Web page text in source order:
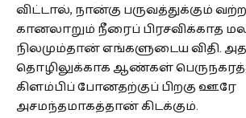
விட்டால், நான்கு பருவத்துக்கும்
கானலாறும் நீரைப் பிரசவிக்காத
நிலமும்தான் எங்களுடைய விதி.
தொழிலுக்காக ஆண்கள்
கிளம்பிப் போனதற்குப் பிறகு ஊரே
அசமந்தமாகத்தான் கிடக்கும்.